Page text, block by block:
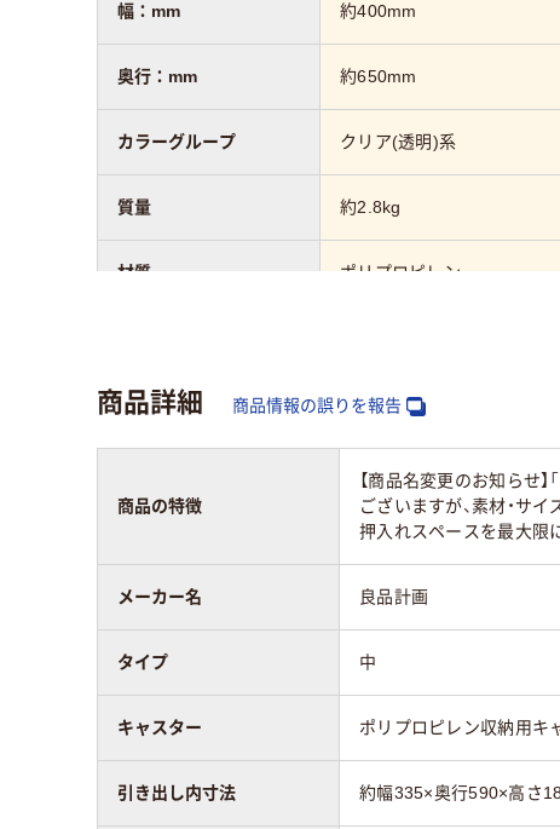
幅：mm 約400mm
奥行：mm 約650mm
カラーグループ クリア(透明)系
質量 約2.8kg
材質 ポリプロピレン
商品詳細 商品情報の誤りを報告
商品の特徴
【商品名変更のお知らせ
ございますが、素材・サ
押入れスペースを最大限
メーカー名 良品計画
タイプ 中
キャスター ポリプロピレン収納用キ
引き出し内寸法 約幅335×奥行590×高さ